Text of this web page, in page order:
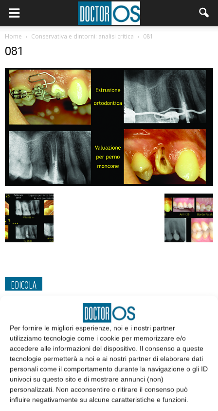
Per fornire le migliori esperienze, noi e i nostri partner
utilizziamo tecnologie come i cookie per memorizzare e/o
accedere alle informazioni del dispositivo. Il consenso a queste
tecnologie permetterà a noi e ai nostri partner di elaborare dati
personali come il comportamento durante la navigazione o gli ID
univoci su questo sito e di mostrare annunci (non)
personalizzati. Non acconsentire o ritirare il consenso può
influire negativamente su alcune caratteristiche e funzioni.
Home Conservativa e dintorni: analisi critica 081
081
EDICOLA